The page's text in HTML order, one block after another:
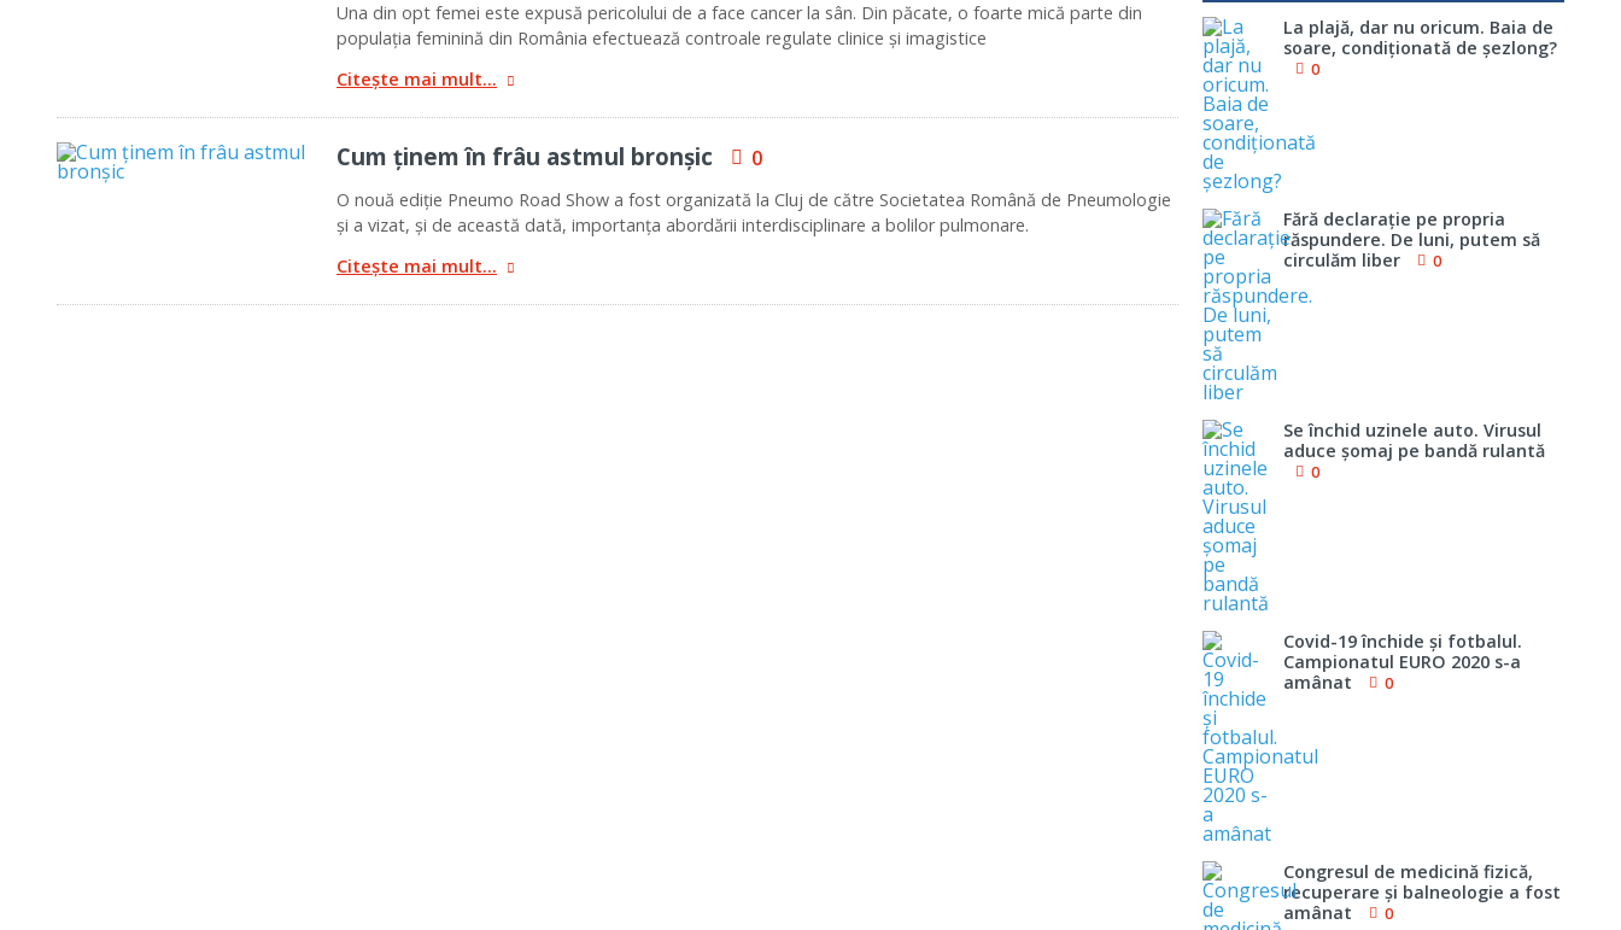
Una din opt femei este expusă pericolului de a face cancer la sân. Din păcate, o foarte mică parte din
populația feminină din România efectuează controale regulate clinice și imagistice
Citește mai mult...
Cum ținem în frâu astmul bronșic 0
O nouă ediție Pneumo Road Show a fost organizată la Cluj de către Societatea Română de Pneumologie
și a vizat, și de această dată, importanța abordării interdisciplinare a bolilor pulmonare.
Citește mai mult...
La plajă, dar nu oricum. Baia de
soare, condiţionată de şezlong?
0
Fără declaraţie pe propria
răspundere. De luni, putem să
circulăm liber
0
Se închid uzinele auto. Virusul
aduce şomaj pe bandă rulantă
0
Covid-19 închide şi fotbalul.
Campionatul EURO 2020 s-a
amânat
0
Congresul de medicină fizică,
recuperare şi balneologie a fost
amânat
0